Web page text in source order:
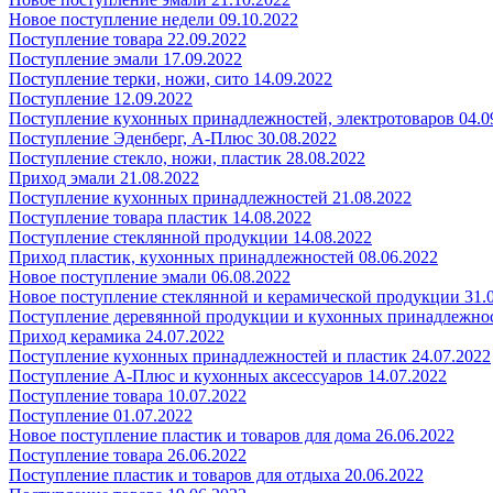
Новое поступление недели 09.10.2022
Поступление товара 22.09.2022
Поступление эмали 17.09.2022
Поступление терки, ножи, сито 14.09.2022
Поступление 12.09.2022
Поступление кухонных принадлежностей, электротоваров
Поступление Эденберг, А-Плюс 30.08.2022
Поступление стекло, ножи, пластик 28.08.2022
Приход эмали 21.08.2022
Поступление кухонных принадлежностей 21.08.2022
Поступление товара пластик 14.08.2022
Поступление стеклянной продукции 14.08.2022
Приход пластик, кухонных принадлежностей 08.06.2022
Новое поступление эмали 06.08.2022
Новое поступление стеклянной и керамической продукции
Поступление деревянной продукции и кухонных
Приход керамика 24.07.2022
Поступление кухонных принадлежностей и пластик 24.07.2022
Поступление А-Плюс и кухонных аксессуаров 14.07.2022
Поступление товара 10.07.2022
Поступление 01.07.2022
Новое поступление пластик и товаров для дома 26.06.2022
Поступление товара 26.06.2022
Поступление пластик и товаров для отдыха 20.06.2022